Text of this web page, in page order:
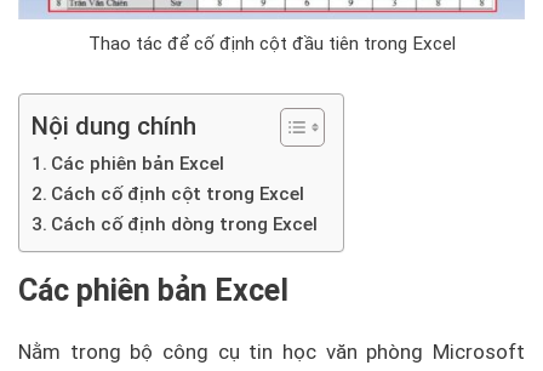
Thao tác để cố định cột đầu tiên trong Excel
Nội dung chính
Các phiên bản Excel
Cách cố định cột trong Excel
Cách cố định dòng trong Excel
Các phiên bản Excel
Nằm trong bộ công cụ tin học văn phòng Microsoft